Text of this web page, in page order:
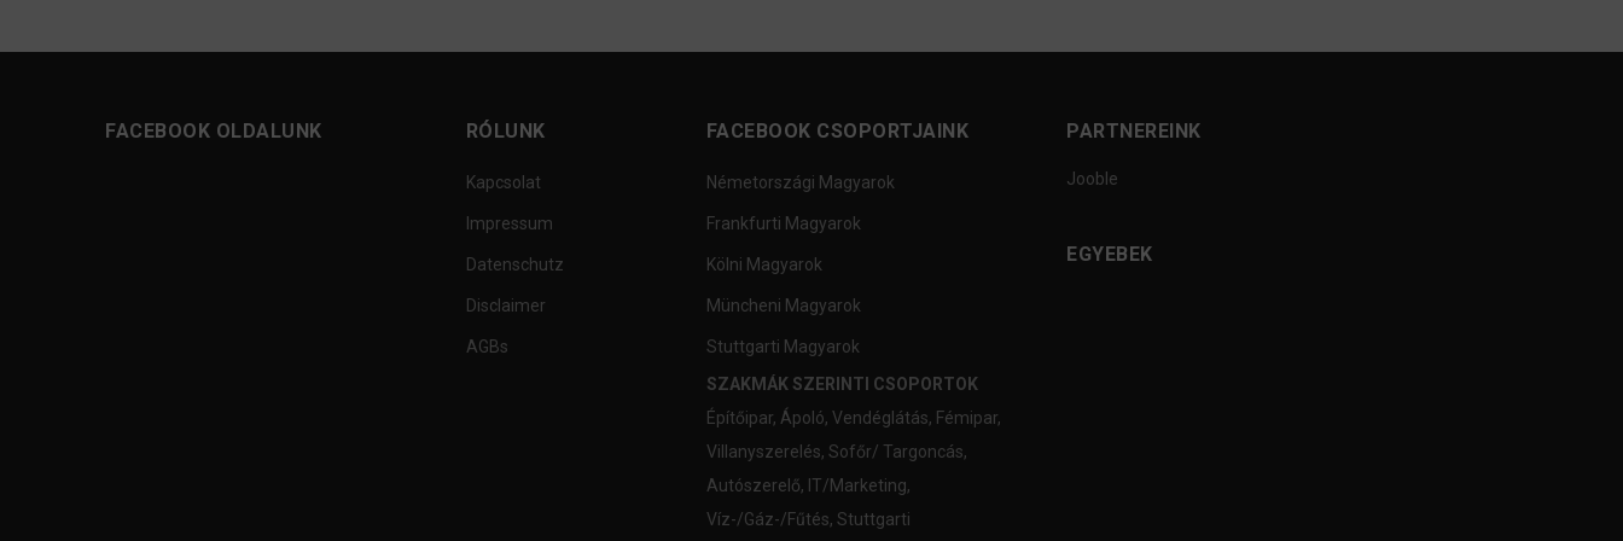
FACEBOOK OLDALUNK RÓLUNK
Kapcsolat
Impressum
Datenschutz
Disclaimer
AGBs
FACEBOOK CSOPORTJAINK
Németországi Magyarok
Frankfurti Magyarok
Kölni Magyarok
Müncheni Magyarok
Stuttgarti Magyarok
SZAKMÁK SZERINTI CSOPORTOK
Építőipar, Ápoló, Vendéglátás, Fémipar,
Villanyszerelés, Sofőr/ Targoncás,
Autószerelő, IT/Marketing,
Víz-/Gáz-/Fűtés, Stuttgarti
PARTNEREINK
Jooble
EGYEBEK